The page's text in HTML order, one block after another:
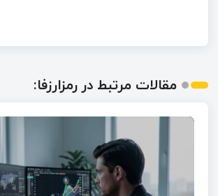
مقالات مرتبط در رمزارزفا: